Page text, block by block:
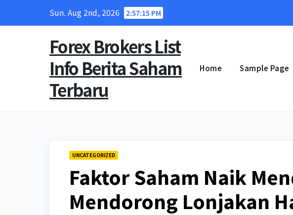
Sun. Aug 2nd, 2026 2:57:16 PM
Forex Brokers List
Info Berita Saham
Terbaru
Home Sample Page
UNCATEGORIZED
Faktor Saham Naik
Mendorong Lonjakan